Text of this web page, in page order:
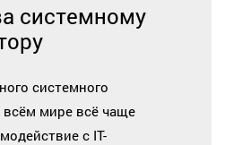
системному
системного
мире всё чаще
с IT-